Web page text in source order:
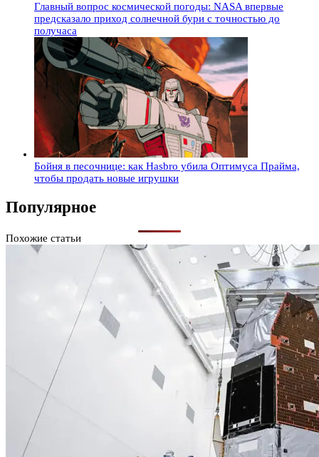
Главный вопрос космической погоды: NASA впервые
предсказало приход солнечной бури с точностью до
получаса
Бойня в песочнице: как Hasbro убила Оптимуса Прайма,
чтобы продать новые игрушки
Популярное
Похожие статьи